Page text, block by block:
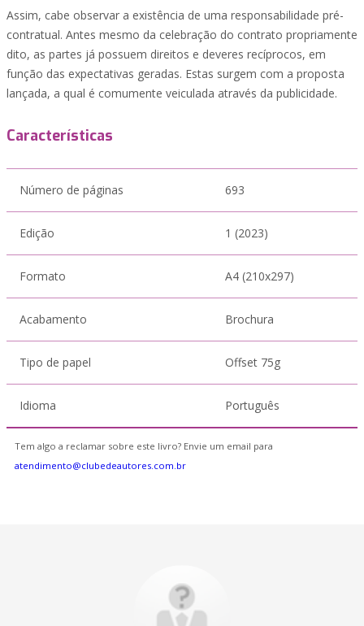
Assim, cabe observar a existência de uma responsabilidade pré-
contratual. Antes mesmo da celebração do contrato propriamente
dito, as partes já possuem direitos e deveres recíprocos, em
função das expectativas geradas. Estas surgem com a proposta
lançada, a qual é comumente veiculada através da publicidade.
Características
Número de páginas 693
Edição 1 (2023)
Formato A4 (210x297)
Acabamento Brochura
Tipo de papel Offset 75g
Idioma Português
Tem algo a reclamar sobre este livro? Envie um email para
atendimento@clubedeautores.com.br